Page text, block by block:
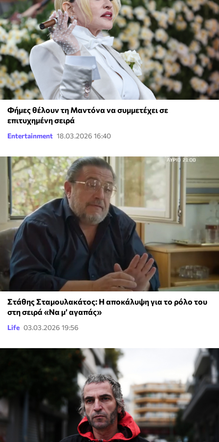
Φήμες θέλουν τη Μαντόνα να συμμετέχει σε
επιτυχημένη σειρά
Entertainment 18.03.2026 16:40
Στάθης Σταμουλακάτος: Η αποκάλυψη για το ρόλο του
στη σειρά «Να μ’ αγαπάς»
Life 03.03.2026 19:56